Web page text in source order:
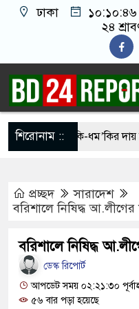
ঢাকা
২৪
শিরোনাম ::
হাসিনার হু’ম’কি-ধম’কির দায়
মোকাবিলায় ১০ কিলোমিটার
দিয়ে সমাজে বিশৃঙ্খলা না
প্রচ্ছদ
সারাদেশ
বরিশালে নিষিদ্ধ
বরিশালে নিষিদ্ধ
ডেস্ক রিপোর্ট
আপডেট সময় ০২:২১:৩০
৫৬ বার পড়া হয়েছে